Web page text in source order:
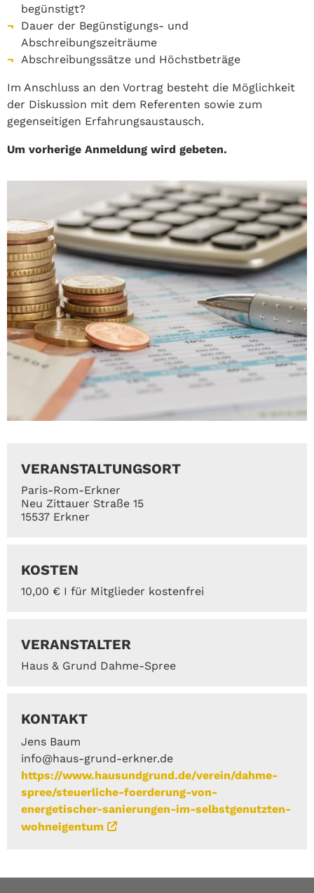
begünstigt?
Dauer der Begünstigungs- und
Abschreibungszeiträume
Abschreibungssätze und Höchstbeträge
Im Anschluss an den Vortrag besteht die Möglichkeit
der Diskussion mit dem Referenten sowie zum
gegenseitigen Erfahrungsaustausch.
Um vorherige Anmeldung wird gebeten.
VERANSTALTUNGSORT
Paris-Rom-Erkner
Neu Zittauer Straße 15
15537 Erkner
KOSTEN
10,00 € I für Mitglieder kostenfrei
VERANSTALTER
Haus & Grund Dahme-Spree
KONTAKT
Jens Baum
info@haus-grund-erkner.de
https://www.hausundgrund.de/verein/dahme-
spree/steuerliche-foerderung-von-
energetischer-sanierungen-im-selbstgenutzten-
wohneigentum